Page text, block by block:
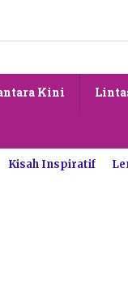
Kini
Kisah Inspiratif